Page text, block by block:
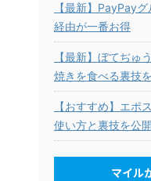
【最新】PayPay
経由が一番お得
【最新】ぼてぢゅ
焼きを食べる裏技
【おすすめ】エポ
使い方と裏技を公開
マイル